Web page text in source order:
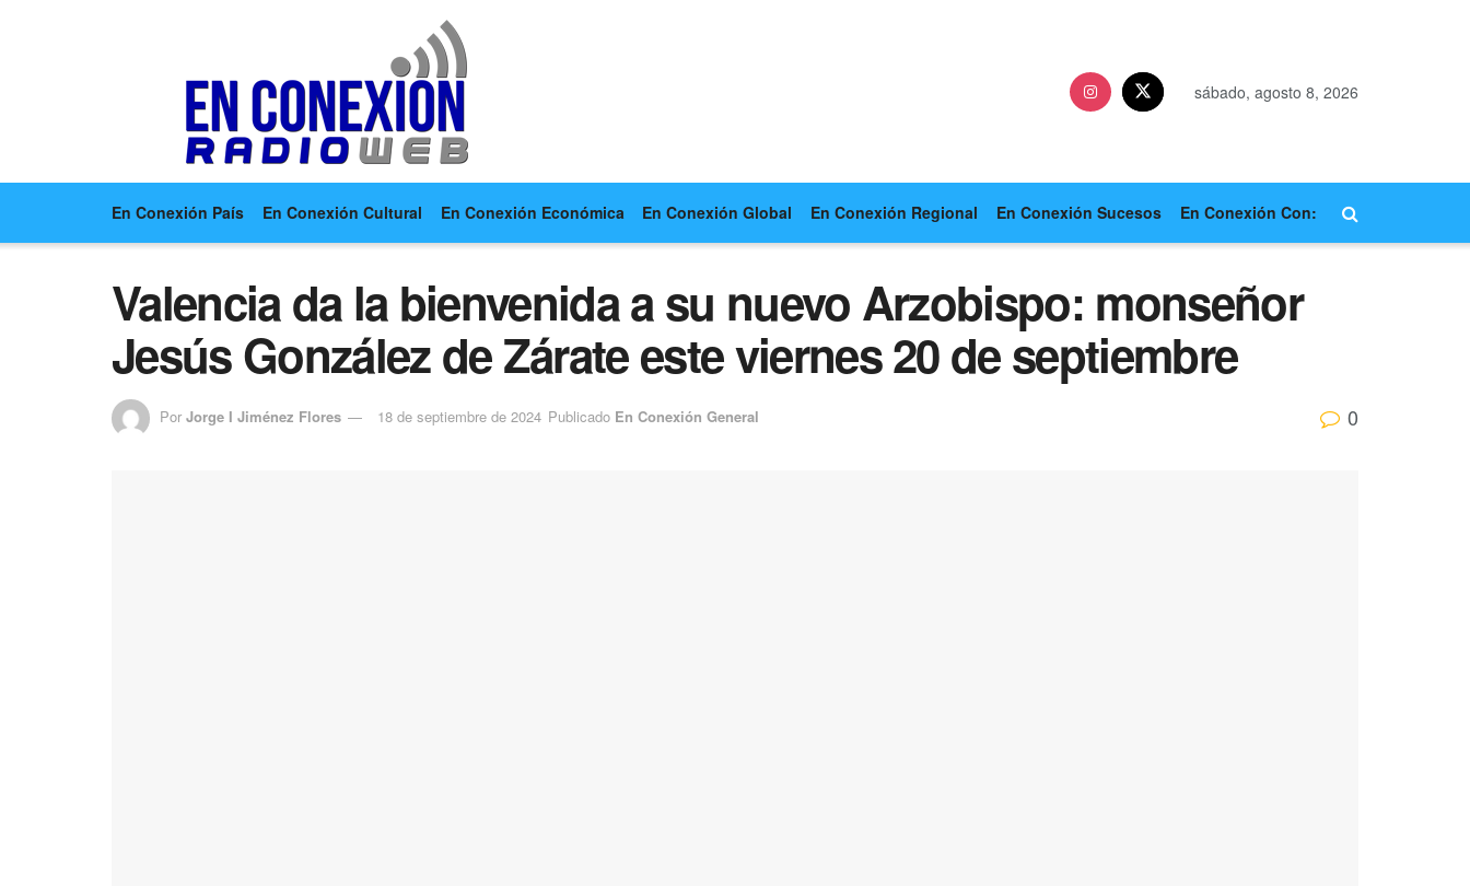
sábado, agosto 8, 2026
En Conexión País En Conexión Cultural En Conexión Económica En Conexión Global En Conexión Regional En Conexión Sucesos En Conexión Con:
Valencia da la bienvenida a su nuevo Arzobispo: monseñor
Jesús González de Zárate este viernes 20 de septiembre
Por Jorge I Jiménez Flores 18 de septiembre de 2024 Publicado En Conexión General 0